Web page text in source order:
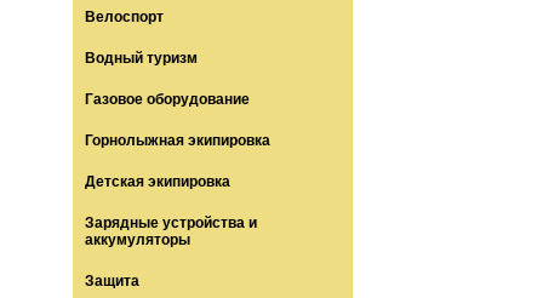
Велоспорт
Водный туризм
Газовое оборудование
Горнолыжная экипировка
Детская экипировка
Зарядные устройства и
аккумуляторы
Защита